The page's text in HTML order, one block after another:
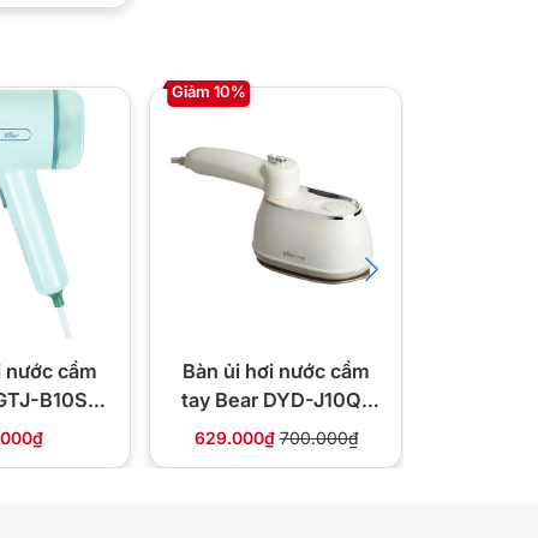
nước cầm
B10S1
Giảm 10%
Bàn ủi hơi nước cầm
tay Bear DYD-J10Q1
1050W
629.000₫ 700.000₫